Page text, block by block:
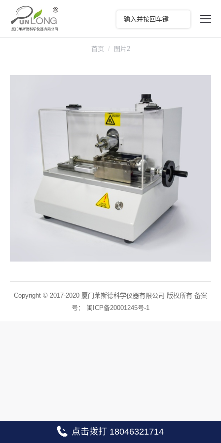
首页 图片2
Copyright © 2017-2020 厦门莱斯德科学仪器有限公司 版权所有 备案
号： 闽ICP备20001245号-1
点击拨打 18046321714